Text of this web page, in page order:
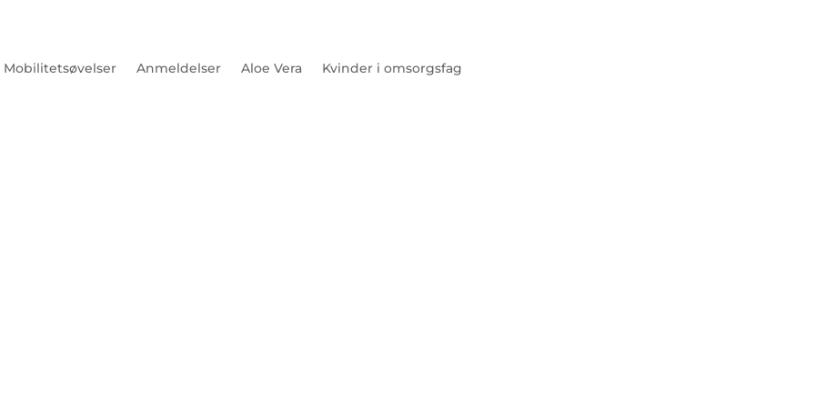
Mobilitetsøvelser Anmeldelser Aloe Vera Kvinder i omsorgsfag